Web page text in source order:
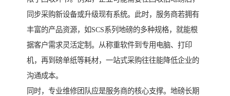
同步采购新设备或升级现有系统。此时，服务商若拥有
丰富的产品资源，如SCS系列地磅的多种规格，就能根
据客户需求灵活定制。从称重软件到专用电脑、打印
机，再到磅单纸等耗材，一站式采购往往能降低企业的
沟通成本。
同时，专业维修团队应是服务商的核心支撑。地磅长期